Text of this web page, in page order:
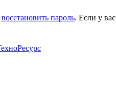
восстановить пароль. Если у